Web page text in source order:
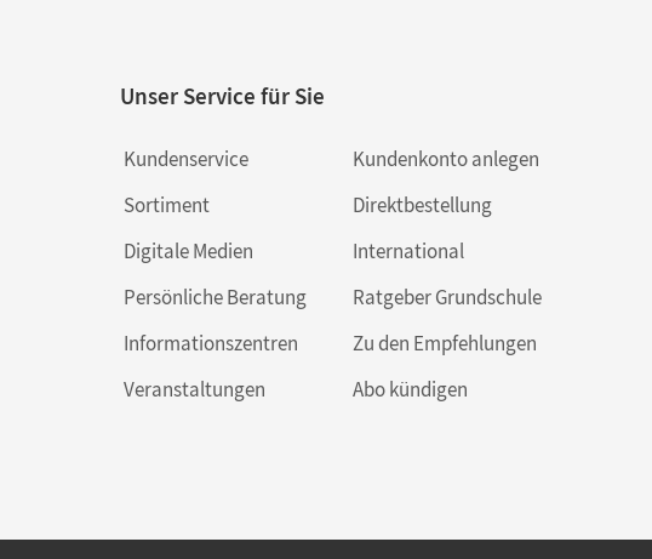
Unser Service für Sie
Kundenservice
Sortiment
Digitale Medien
Persönliche Beratung
Informationszentren
Veranstaltungen
Kundenkonto anlegen
Direktbestellung
International
Ratgeber Grundschule
Zu den Empfehlungen
Abo kündigen